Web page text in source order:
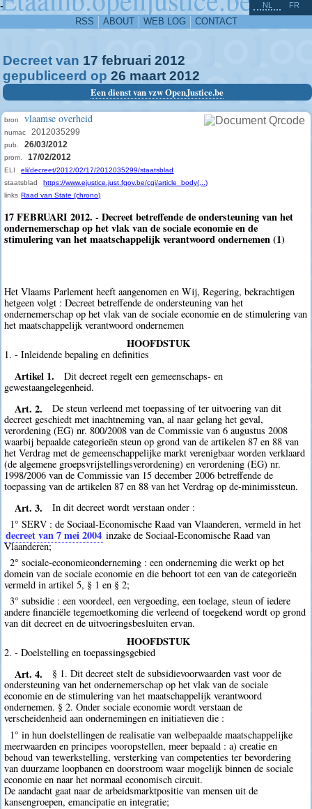
-
RSS ABOUT WEB LOG CONTACT
NL FR
Decreet van 17 februari 2012
gepubliceerd op 26 maart 2012
Een dienst van vzw OpenJustice.be
bron vlaamse overheid
numac 2012035299
pub. 26/03/2012
prom. 17/02/2012
ELI
eli/decreet/2012/02/17/2012035299/staatsblad
staatsblad
https://www.ejustice.just.fgov.be/cgi/article_body(...)
links Raad van State (chrono)
17 FEBRUARI 2012. - Decreet betreffende de ondersteuning van het
ondernemerschap op het vlak van de sociale economie en de
stimulering van het maatschappelijk verantwoord ondernemen (1)
Het Vlaams Parlement heeft aangenomen en Wij, Regering, bekrachtigen
hetgeen volgt : Decreet betreffende de ondersteuning van het
ondernemerschap op het vlak van de sociale economie en de stimulering van
het maatschappelijk verantwoord ondernemen
HOOFDSTUK
1. - Inleidende bepaling en definities
Artikel 1.
Dit decreet regelt een gemeenschaps- en
gewestaangelegenheid.
Art. 2.
De steun verleend met toepassing of ter uitvoering van dit
decreet geschiedt met inachtneming van, al naar gelang het geval,
verordening (EG) nr. 800/2008 van de Commissie van 6 augustus 2008
waarbij bepaalde categorieën steun op grond van de artikelen 87 en 88 van
het Verdrag met de gemeenschappelijke markt verenigbaar worden verklaard
(de algemene groepsvrijstellingsverordening) en verordening (EG) nr.
1998/2006 van de Commissie van 15 december 2006 betreffende de
toepassing van de artikelen 87 en 88 van het Verdrag op de-minimissteun.
Art. 3.
In dit decreet wordt verstaan onder :
1° SERV : de Sociaal-Economische Raad van Vlaanderen, vermeld in het
decreet van 7 mei 2004 inzake de Sociaal-Economische Raad van
Vlaanderen;
2° sociale-economieonderneming : een onderneming die werkt op het
domein van de sociale economie en die behoort tot een van de categorieën
vermeld in artikel 5, § 1 en § 2;
3° subsidie : een voordeel, een vergoeding, een toelage, steun of iedere
andere financiële tegemoetkoming die verleend of toegekend wordt op grond
van dit decreet en de uitvoeringsbesluiten ervan.
HOOFDSTUK
2. - Doelstelling en toepassingsgebied
Art. 4.
§ 1. Dit decreet stelt de subsidievoorwaarden vast voor de
ondersteuning van het ondernemerschap op het vlak van de sociale
economie en de stimulering van het maatschappelijk verantwoord
ondernemen. § 2. Onder sociale economie wordt verstaan de
verscheidenheid aan ondernemingen en initiatieven die :
1° in hun doelstellingen de realisatie van welbepaalde maatschappelijke
meerwaarden en principes vooropstellen, meer bepaald : a) creatie en
behoud van tewerkstelling, versterking van competenties ter bevordering
van duurzame loopbanen en doorstroom waar mogelijk binnen de sociale
economie en naar het normaal economisch circuit.
De aandacht gaat naar de arbeidsmarktpositie van mensen uit de
kansengroepen, emancipatie en integratie;
^